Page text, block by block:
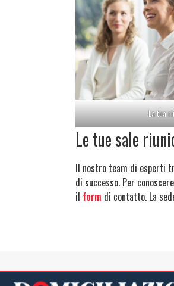
La tua
Le tue sale
Il nostro team di esperti
di successo. Per
il form di contatto. La